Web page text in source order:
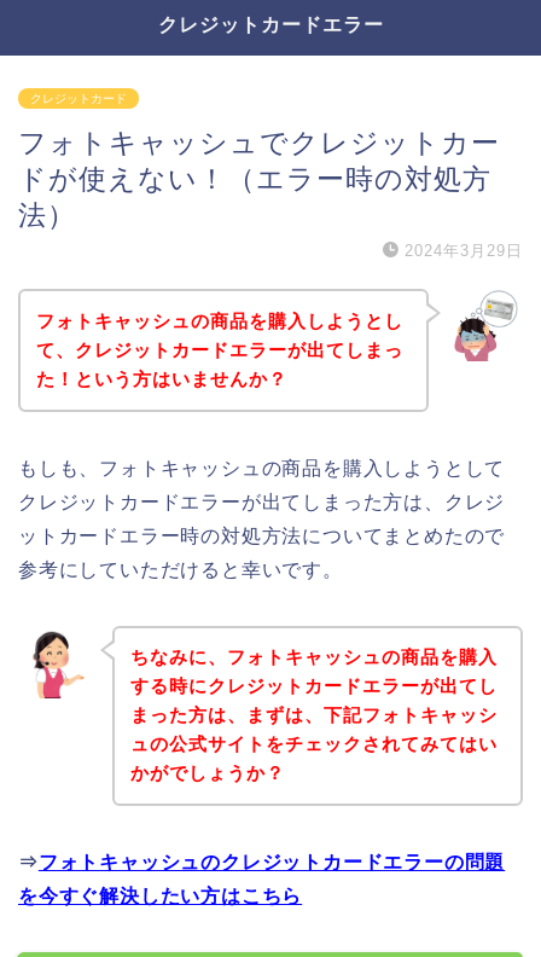
クレジットカードエラー
クレジットカード
フォトキャッシュでクレジットカー
ドが使えない！（エラー時の対処方
法）
2024年3月29日
フォトキャッシュの商品を購入しようとし
て、クレジットカードエラーが出てしまっ
た！という方はいませんか？
もしも、フォトキャッシュの商品を購入しようとして
クレジットカードエラーが出てしまった方は、クレジ
ットカードエラー時の対処方法についてまとめたので
参考にしていただけると幸いです。
ちなみに、フォトキャッシュの商品を購入
する時にクレジットカードエラーが出てし
まった方は、まずは、下記フォトキャッシ
ュの公式サイトをチェックされてみてはい
かがでしょうか？
⇒フォトキャッシュのクレジットカードエラーの問題
を今すぐ解決したい方はこちら